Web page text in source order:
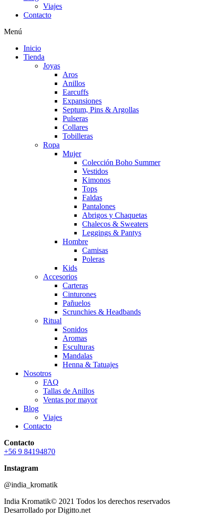
Viajes
Contacto
Menú
Inicio
Tienda
Joyas
Aros
Anillos
Earcuffs
Expansiones
Septum, Pins & Argollas
Pulseras
Collares
Tobilleras
Ropa
Mujer
Colección Boho Summer
Vestidos
Kimonos
Tops
Faldas
Pantalones
Abrigos y Chaquetas
Chalecos & Sweaters
Leggings & Pantys
Hombre
Camisas
Poleras
Kids
Accesorios
Carteras
Cinturones
Pañuelos
Scrunchies & Headbands
Ritual
Sonidos
Aromas
Esculturas
Mandalas
Henna & Tatuajes
Nosotros
FAQ
Tallas de Anillos
Ventas por mayor
Blog
Viajes
Contacto
Contacto
+56 9 84194870
Instagram
@india_kromatik
India Kromatik© 2021 Todos los derechos reservados
Desarrollado por Digitto.net